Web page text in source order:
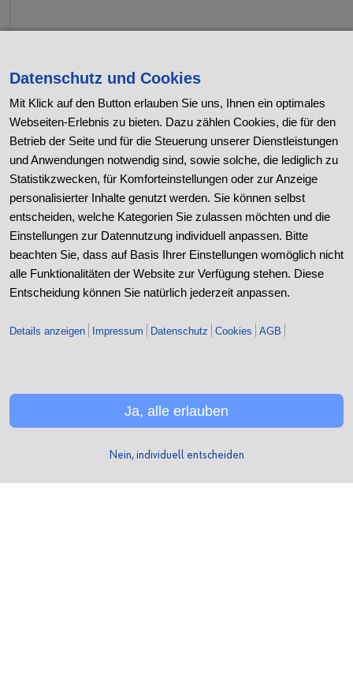
Unser Unternehmen
Unsere Geschichte
Unsere Werte
Datenschutz und Cookies
Mit Klick auf den Button erlauben Sie uns, Ihnen ein optimales
Webseiten-Erlebnis zu bieten. Dazu zählen Cookies, die für den
Betrieb der Seite und für die Steuerung unserer Dienstleistungen
und Anwendungen notwendig sind, sowie solche, die lediglich zu
Statistikzwecken, für Komforteinstellungen oder zur Anzeige
personalisierter Inhalte genutzt werden. Sie können selbst
entscheiden, welche Kategorien Sie zulassen möchten und die
Einstellungen zur Datennutzung individuell anpassen. Bitte
beachten Sie, dass auf Basis Ihrer Einstellungen womöglich nicht
alle Funktionalitäten der Website zur Verfügung stehen. Diese
Entscheidung können Sie natürlich jederzeit anpassen.
Details anzeigen Impressum Datenschutz Cookies AGB
Ja, alle erlauben
Nein, individuell entscheiden